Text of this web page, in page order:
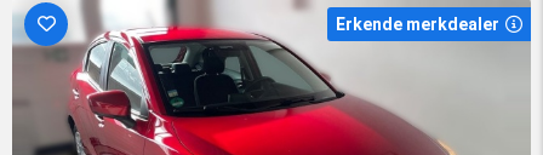
Erkende merkdealer